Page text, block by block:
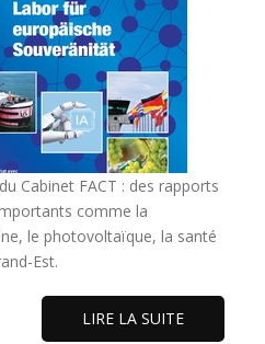
Cabinet FACT : des rapports
comme la
le photovoltaïque, la santé
Est.
LIRE LA SUITE